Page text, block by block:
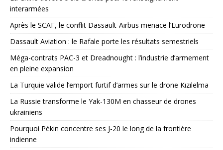
interarmées
Après le SCAF, le conflit Dassault-Airbus menace l’Eurodrone
Dassault Aviation : le Rafale porte les résultats semestriels
Méga-contrats PAC-3 et Dreadnought : l’industrie d’armement
en pleine expansion
La Turquie valide l’emport furtif d’armes sur le drone Kızılelma
La Russie transforme le Yak-130M en chasseur de drones
ukrainiens
Pourquoi Pékin concentre ses J-20 le long de la frontière
indienne